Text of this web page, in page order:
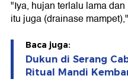
"Iya, hujan terlalu lama
itu juga (drainase
Baca juga:
Dukun di Serang
Ritual Mandi